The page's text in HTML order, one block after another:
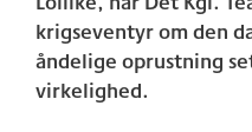
krigseventyr om den
åndelige oprustning
virkelighed.